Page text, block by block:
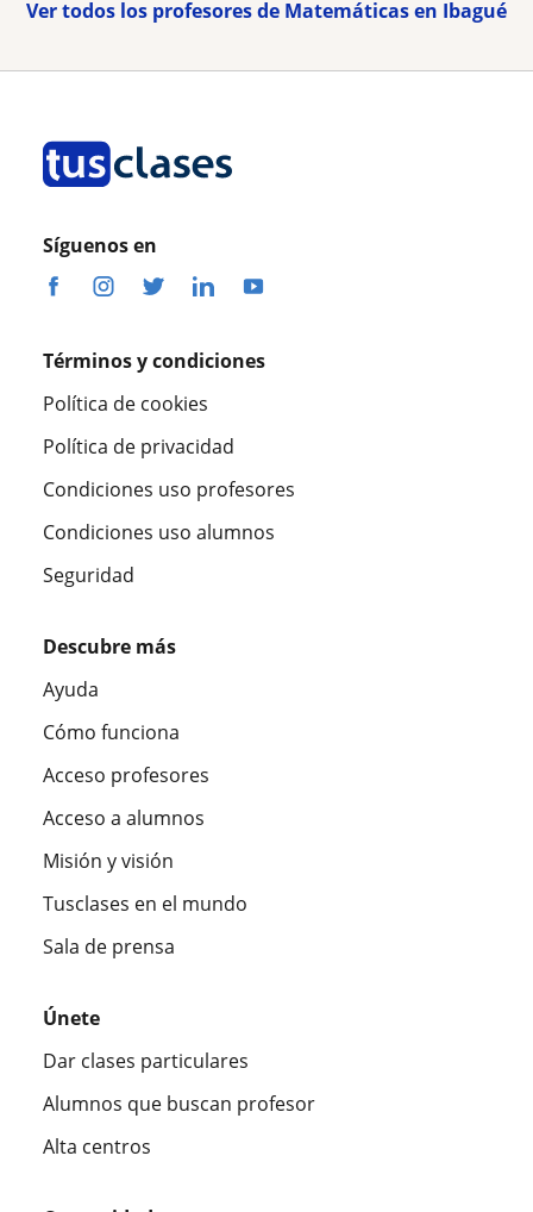
Ver todos los profesores de Matemáticas en Ibagué
Síguenos en
Términos y condiciones
Política de cookies
Política de privacidad
Condiciones uso profesores
Condiciones uso alumnos
Seguridad
Descubre más
Ayuda
Cómo funciona
Acceso profesores
Acceso a alumnos
Misión y visión
Tusclases en el mundo
Sala de prensa
Únete
Dar clases particulares
Alumnos que buscan profesor
Alta centros